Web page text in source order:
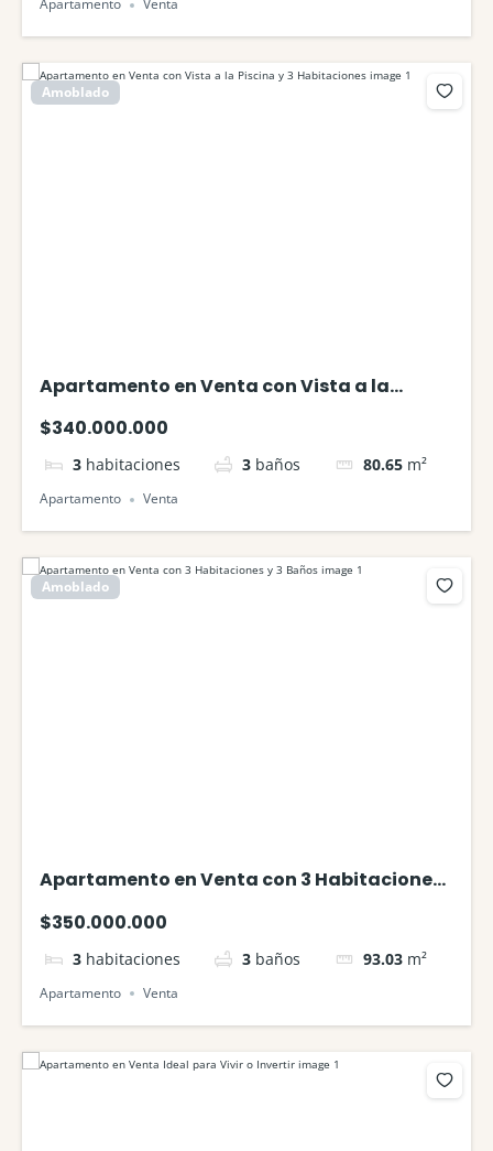
Apartamento Venta
Amoblado
Apartamento en Venta con Vista a la
$340.000.000
3 habitaciones 3 baños 80.65 m²
Apartamento Venta
Amoblado
Apartamento en Venta con 3 Habitaciones
$350.000.000
3 habitaciones 3 baños 93.03 m²
Apartamento Venta